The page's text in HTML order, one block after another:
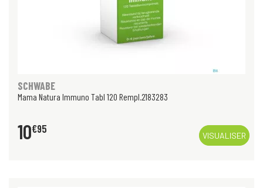
SCHWABE
Mama Natura Immuno Tabl 120 Rempl.2183283
10€95
VISUALISER